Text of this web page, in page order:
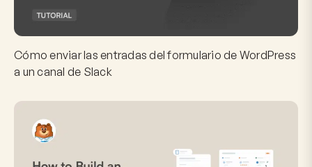
Cómo enviar las entradas del formulario de WordPress
a un canal de Slack